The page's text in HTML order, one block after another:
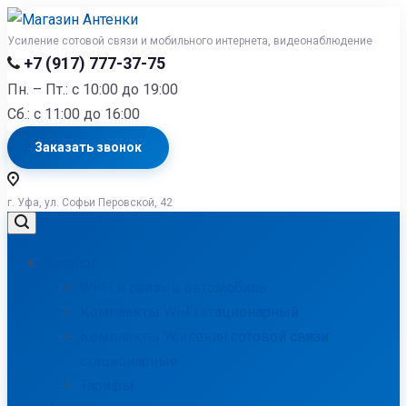
Усиление сотовой связи и мобильного интернета, видеонаблюдение
+7 (917) 777-37-75
Пн. – Пт.: с 10:00 до 19:00
Сб.: с 11:00 до 16:00
Заказать звонок
г. Уфа, ул. Софьи Перовской, 42